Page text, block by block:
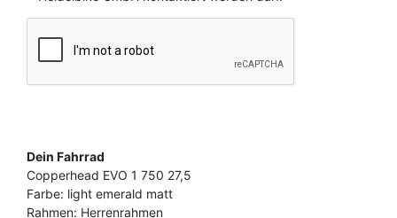
Dein Fahrrad
Copperhead EVO 1 750 27,5
Farbe: light emerald matt
Rahmen: Herrenrahmen